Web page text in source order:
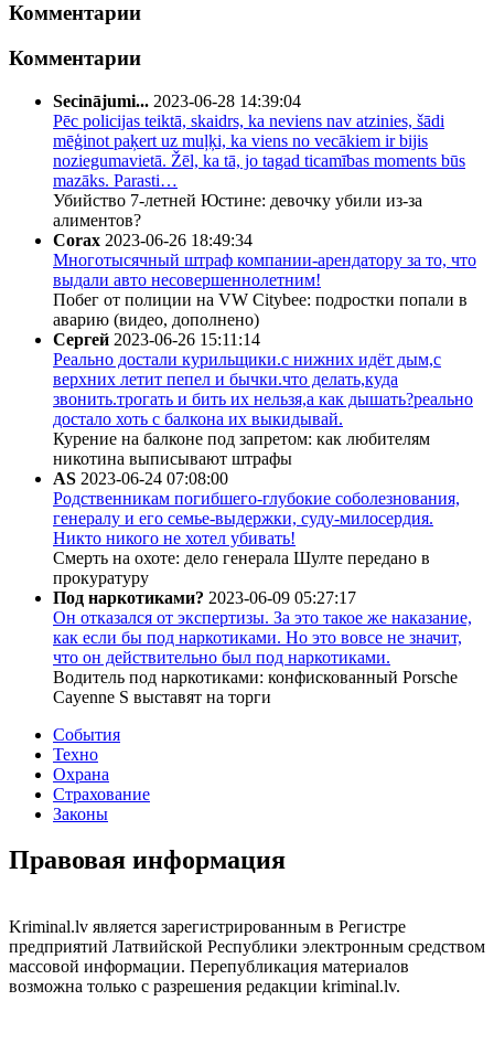
Комментарии
Комментарии
Secinājumi... 2023-06-28 14:39:04
Pēc policijas teiktā, skaidrs, ka neviens nav atzinies, šādi
mēģinot paķert uz muļķi, ka viens no vecākiem ir bijis
noziegumavietā. Žēl, ka tā, jo tagad ticamības moments būs
mazāks. Parasti…
Убийство 7-летней Юстине: девочку убили из-за
алиментов?
Corax 2023-06-26 18:49:34
Многотысячный штраф компании-арендатору за то, что
выдали авто несовершеннолетним!
Побег от полиции на VW Citybee: подростки попали в
аварию (видео, дополнено)
Сергей 2023-06-26 15:11:14
Реально достали курильщики.с нижних идёт дым,с
верхних летит пепел и бычки.что делать,куда
звонить.трогать и бить их нельзя,а как дышать?реально
достало хоть с балкона их выкидывай.
Курение на балконе под запретом: как любителям
никотина выписывают штрафы
AS 2023-06-24 07:08:00
Родственникам погибшего-глубокие соболезнования,
генералу и его семье-выдержки, суду-милосердия.
Никто никого не хотел убивать!
Смерть на охоте: дело генерала Шулте передано в
прокуратуру
Под наркотиками? 2023-06-09 05:27:17
Он отказался от экспертизы. За это такое же наказание,
как если бы под наркотиками. Но это вовсе не значит,
что он действительно был под наркотиками.
Водитель под наркотиками: конфискованный Porsche
Cayenne S выставят на торги
События
Техно
Охрана
Страхование
Законы
Правовая информация
Kriminal.lv является зарегистрированным в Регистре
предприятий Латвийской Республики электронным средством
массовой информации. Перепубликация материалов
возможна только с разрешения редакции kriminal.lv.